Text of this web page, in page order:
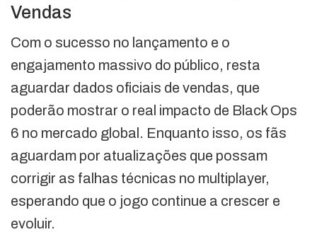
Vendas
Com o sucesso no lançamento e o
engajamento massivo do público, resta
aguardar dados oficiais de vendas, que
poderão mostrar o real impacto de Black Ops
6 no mercado global. Enquanto isso, os fãs
aguardam por atualizações que possam
corrigir as falhas técnicas no multiplayer,
esperando que o jogo continue a crescer e
evoluir.